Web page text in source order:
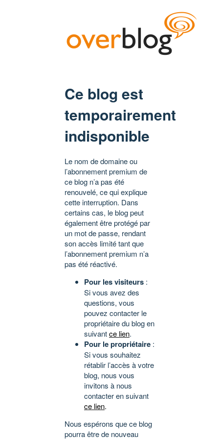
Ce blog est
temporairement
indisponible
Le nom de domaine ou
l’abonnement premium de
ce blog n’a pas été
renouvelé, ce qui explique
cette interruption. Dans
certains cas, le blog peut
également être protégé par
un mot de passe, rendant
son accès limité tant que
l’abonnement premium n’a
pas été réactivé.
Pour les visiteurs :
Si vous avez des
questions, vous
pouvez contacter le
propriétaire du blog en
suivantce lien.
Pour le propriétaire :
Si vous souhaitez
rétablir l’accès à votre
blog, nous vous
invitons à nous
contacter en suivant
ce lien.
Nous espérons que ce blog
pourra être de nouveau